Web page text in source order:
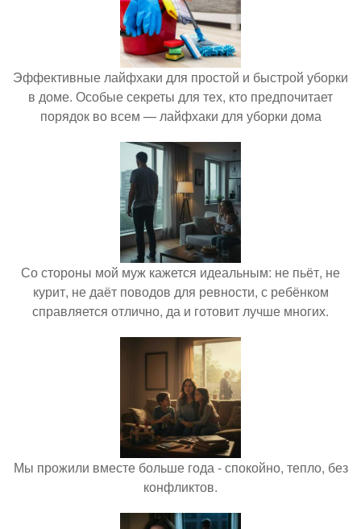
Эффективные лайфхаки для простой и быстрой уборки
в доме. Особые секреты для тех, кто предпочитает
порядок во всем — лайфхаки для уборки дома
Со стороны мой муж кажется идеальным: не пьёт, не
курит, не даёт поводов для ревности, с ребёнком
справляется отлично, да и готовит лучше многих.
Мы прожили вместе больше года - спокойно, тепло, без
конфликтов.